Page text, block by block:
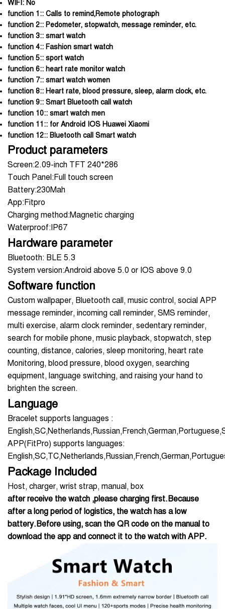
WIFI: No
function 1:: Calls to remind,Remote photograph
function 2:: Pedometer, stopwatch, message reminder, etc.
function 3:: smart watch
function 4:: Fashion smart watch
function 5:: sport watch
function 6:: heart rate monitor watch
function 7:: smart watch women
function 8:: Heart rate, blood pressure, sleep, alarm clock, etc.
function 9:: Smart Bluetooth call watch
function 10:: smart watch men
function 11:: for Android IOS Huawei Xiaomi
function 12:: Bluetooth call Smart watch
Product parameters
Screen:2.09-inch TFT 240*286
Touch Panel:Full touch screen
Battery:230Mah
App:Fitpro
Charging method:Magnetic charging
Waterproof:IP67
Hardware parameter
Bluetooth: BLE 5.3
System version:Android above 5.0 or IOS above 9.0
Software function
Custom wallpaper, Bluetooth call, music control, social APP
message reminder, incoming call reminder, SMS reminder,
multi exercise, alarm clock reminder, sedentary reminder,
search for mobile phone, music playback, stopwatch, step
counting, distance, calories, sleep monitoring, heart rate
Monitoring, blood pressure, blood oxygen, searching
equipment, language switching, and raising your hand to
brighten the screen.
Language
Bracelet supports languages :
APP(FitPro) supports languages:
Package Included
Host, charger, wrist strap, manual, box
after receive the watch ,please charging first.Because
after a long period of logistics, the watch has a low
battery.Before using, scan the QR code on the manual to
download the app and connect it to the watch with APP.